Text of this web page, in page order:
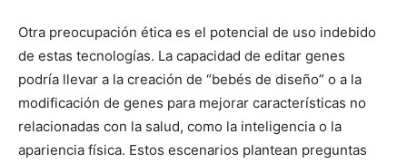
Otra preocupación ética es el potencial de uso indebido
de estas tecnologías. La capacidad de editar genes
podría llevar a la creación de “bebés de diseño” o a la
modificación de genes para mejorar características no
relacionadas con la salud, como la inteligencia o la
apariencia física. Estos escenarios plantean preguntas